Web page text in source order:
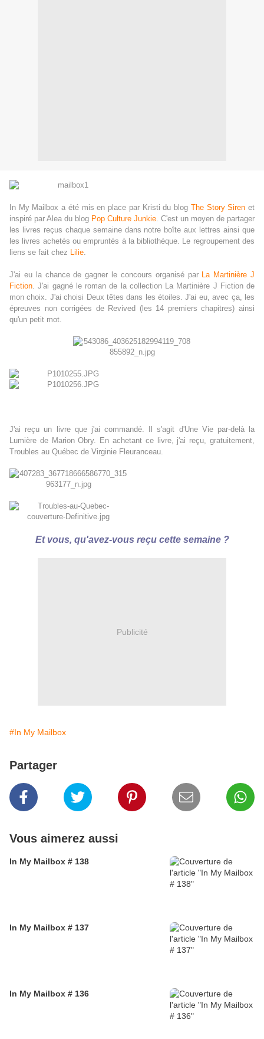
In My Mailbox a été mis en place par Kristi du blog The Story Siren et
inspiré par Alea du blog Pop Culture Junkie. C'est un moyen de partager
les livres reçus chaque semaine dans notre boîte aux lettres ainsi que
les livres achetés ou empruntés à la bibliothèque. Le regroupement des
liens se fait chez Lilie.
J'ai eu la chance de gagner le concours organisé par La Martinière J
Fiction. J'ai gagné le roman de la collection La Martinière J Fiction de
mon choix. J'ai choisi Deux têtes dans les étoiles. J'ai eu, avec ça, les
épreuves non corrigées de Revived (les 14 premiers chapitres) ainsi
qu'un petit mot.
J'ai reçu un livre que j'ai commandé. Il s'agit d'Une Vie par-delà la
Lumière de Marion Obry. En achetant ce livre, j'ai reçu, gratuitement,
Troubles au Québec de Virginie Fleuranceau.
Et vous, qu'avez-vous reçu cette semaine ?
Publicité
#In My Mailbox
Partager
Vous aimerez aussi
In My Mailbox # 138
In My Mailbox # 137
In My Mailbox # 136